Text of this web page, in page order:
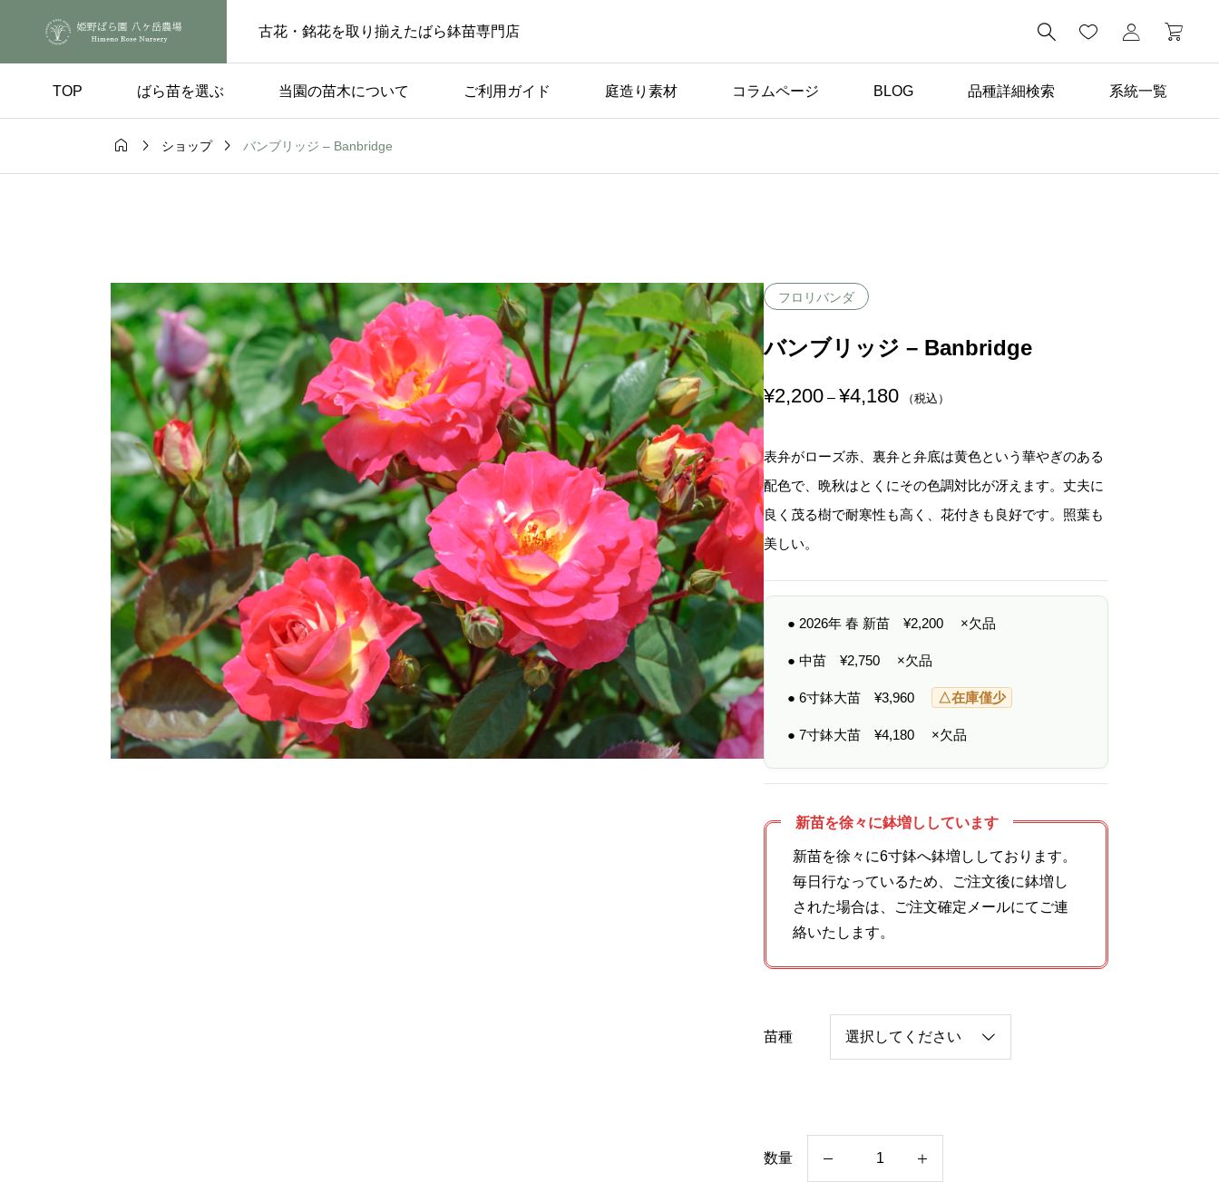
古花・銘花を取り揃えたばら鉢苗専門店 
TOP ばら苗を選ぶ 当園の苗木について ご利用ガイド 庭造り素材 コラムページ BLOG 品種詳細検索 系統一覧
れ 品種の選び方 ばら苗の手入れ ばら苗の手入れ
  ショップ  バンブリッジ – Banbridge
フロリバンダ
バンブリッジ – Banbridge
¥2,200 – ¥4,180価
格
¥
2
2
0
0
,
1
0
（税込）
表弁がローズ赤、裏弁と弁底は黄色という華やぎのある
配色で、晩秋はとくにその色調対比が冴えます。丈夫に
良く茂る樹で耐寒性も高く、花付きも良好です。照葉も
美しい。
● 2026年 春 新苗 ¥2,200 ×欠品
● 中苗 ¥2,750 ×欠品
● 6寸鉢大苗 ¥3,960 △在庫僅少
● 7寸鉢大苗 ¥4,180 ×欠品
新苗を徐々に鉢増ししています
新苗を徐々に6寸鉢へ鉢増ししております。
毎日行なっているため、ご注文後に鉢増し
された場合は、ご注文確定メールにてご連
絡いたします。
苗種
数量
ン